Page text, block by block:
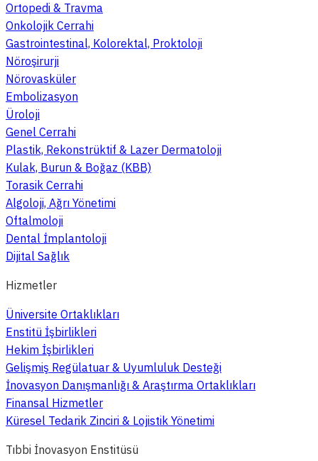
Ortopedi & Travma
Onkolojik Cerrahi
Gastrointestinal, Kolorektal, Proktoloji
Nöroşirurji
Nörovasküler
Embolizasyon
Üroloji
Genel Cerrahi
Plastik, Rekonstrüktif & Lazer Dermatoloji
Kulak, Burun & Boğaz (KBB)
Torasik Cerrahi
Algoloji, Ağrı Yönetimi
Oftalmoloji
Dental İmplantoloji
Dijital Sağlık
Hizmetler
Üniversite Ortaklıkları
Enstitü İşbirlikleri
Hekim İşbirlikleri
Gelişmiş Regülatuar & Uyumluluk Desteği
İnovasyon Danışmanlığı & Araştırma Ortaklıkları
Finansal Hizmetler
Küresel Tedarik Zinciri & Lojistik Yönetimi
Tıbbi İnovasyon Enstitüsü